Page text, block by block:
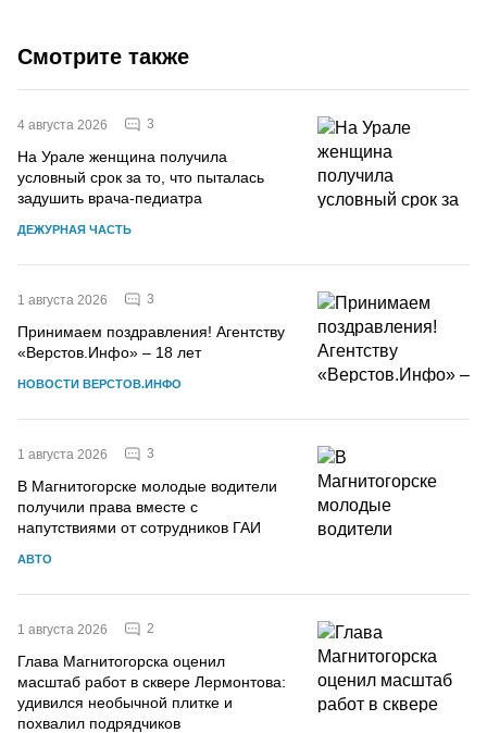
Смотрите также
4 августа 2026 3
На Урале женщина получила
условный срок за то, что пыталась
задушить врача-педиатра
ДЕЖУРНАЯ ЧАСТЬ
1 августа 2026 3
Принимаем поздравления! Агентству
«Верстов.Инфо» – 18 лет
НОВОСТИ ВЕРСТОВ.ИНФО
1 августа 2026 3
В Магнитогорске молодые водители
получили права вместе с
напутствиями от сотрудников ГАИ
АВТО
1 августа 2026 2
Глава Магнитогорска оценил
масштаб работ в сквере Лермонтова:
удивился необычной плитке и
похвалил подрядчиков